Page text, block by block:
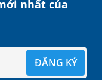
nhất của
ĐĂNG KÝ